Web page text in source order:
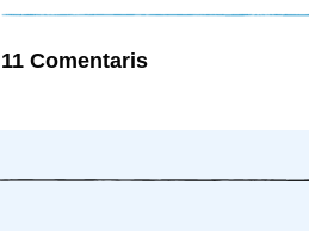
11 Comentaris